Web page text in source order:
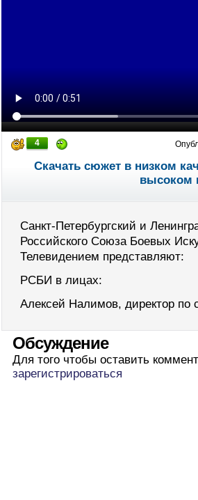
4
Скачать сюжет в низком
высоком
Санкт-Петербургский и
Российского Союза Боевых
Телевидением представляют:
РСБИ в лицах:
Алексей Налимов, директор по
Обсуждение
Для того чтобы оставить
зарегистрироваться